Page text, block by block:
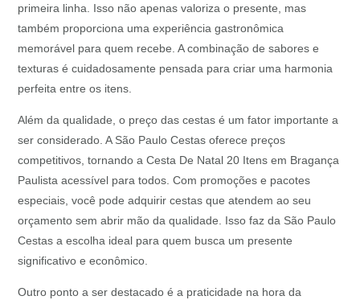
primeira linha. Isso não apenas valoriza o presente, mas
também proporciona uma experiência gastronômica
memorável para quem recebe. A combinação de sabores e
texturas é cuidadosamente pensada para criar uma harmonia
perfeita entre os itens.
Além da qualidade, o preço das cestas é um fator importante a
ser considerado. A São Paulo Cestas oferece preços
competitivos, tornando a Cesta De Natal 20 Itens em Bragança
Paulista acessível para todos. Com promoções e pacotes
especiais, você pode adquirir cestas que atendem ao seu
orçamento sem abrir mão da qualidade. Isso faz da São Paulo
Cestas a escolha ideal para quem busca um presente
significativo e econômico.
Outro ponto a ser destacado é a praticidade na hora da